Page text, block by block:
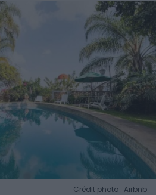
Crédit photo : Airbnb